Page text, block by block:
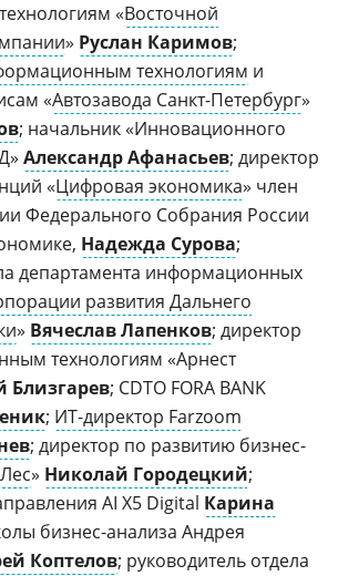
«Восточной
» Руслан Каримов;
технологиям и
«Автозавода Санкт-Петербург»
; начальник «Инновационного
Александр Афанасьев; директор
«Цифровая экономика» член
Федерального Собрания России
Надежда Сурова;
департамента информационных
развития Дальнего
» Вячеслав Лапенков; директор
технологиям «Арнест
; CDTO FORA BANK
; ИТ-директор Farzoom
; директор по развитию бизнес-
» Николай Городецкий;
AI X5 Digital Карина
бизнес-анализа Андрея
Коптелов; руководитель отдела